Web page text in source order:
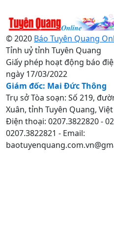
© 2020 Báo Tuyên Quang
Tỉnh uỷ tỉnh Tuyên Quang
Giấy phép hoạt động báo
ngày 17/03/2022
Giám đốc: Mai Đức Thông
Trụ sở Tòa soạn: Số 219,
Xuân, tỉnh Tuyên Quang,
Điện thoại: 0207.3822820 -
0207.3822821 - Email: